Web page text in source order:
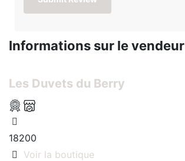
Informations sur le vendeur
Les Duvets du Berry
18200
Voir la boutique